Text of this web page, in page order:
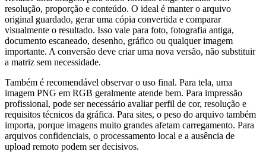
resolução, proporção e conteúdo. O ideal é manter o arquivo
original guardado, gerar uma cópia convertida e comparar
visualmente o resultado. Isso vale para foto, fotografia antiga,
documento escaneado, desenho, gráfico ou qualquer imagem
importante. A conversão deve criar uma nova versão, não substituir
a matriz sem necessidade.
Também é recomendável observar o uso final. Para tela, uma
imagem PNG em RGB geralmente atende bem. Para impressão
profissional, pode ser necessário avaliar perfil de cor, resolução e
requisitos técnicos da gráfica. Para sites, o peso do arquivo também
importa, porque imagens muito grandes afetam carregamento. Para
arquivos confidenciais, o processamento local e a ausência de
upload remoto podem ser decisivos.